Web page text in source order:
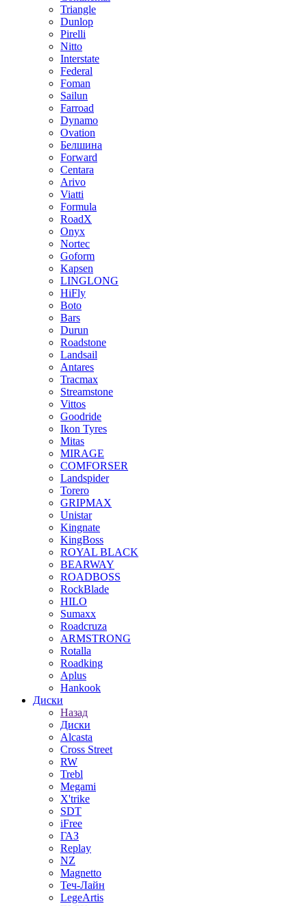
Triangle
Dunlop
Pirelli
Nitto
Interstate
Federal
Foman
Sailun
Farroad
Dynamo
Ovation
Белшина
Forward
Centara
Arivo
Viatti
Formula
RoadX
Onyx
Nortec
Goform
Kapsen
LINGLONG
HiFly
Boto
Bars
Durun
Roadstone
Landsail
Antares
Tracmax
Streamstone
Vittos
Goodride
Ikon Tyres
Mitas
MIRAGE
COMFORSER
Landspider
Torero
GRIPMAX
Unistar
Kingnate
KingBoss
ROYAL BLACK
BEARWAY
ROADBOSS
RockBlade
HILO
Sumaxx
Roadcruza
ARMSTRONG
Rotalla
Roadking
Aplus
Hankook
Диски
Назад
Диски
Alcasta
Cross Street
RW
Trebl
Megami
X'trike
SDT
iFree
ГАЗ
Replay
NZ
Magnetto
Теч-Лайн
LegeArtis